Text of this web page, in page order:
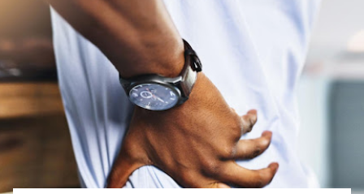
P
o
s
t
a
g
e
n